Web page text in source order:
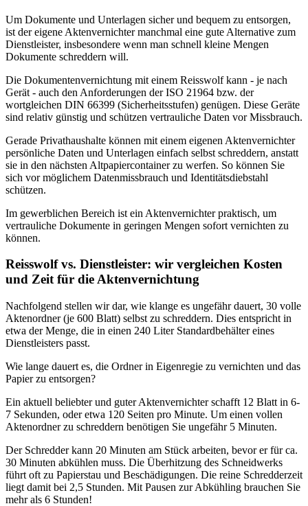
Um Dokumente und Unterlagen sicher und bequem zu entsorgen,
ist der eigene Aktenvernichter manchmal eine gute Alternative zum
Dienstleister, insbesondere wenn man schnell kleine Mengen
Dokumente schreddern will.
Die Dokumentenvernichtung mit einem Reisswolf kann - je nach
Gerät - auch den Anforderungen der ISO 21964 bzw. der
wortgleichen DIN 66399 (Sicherheitsstufen) genügen. Diese Geräte
sind relativ günstig und schützen vertrauliche Daten vor Missbrauch.
Gerade Privathaushalte können mit einem eigenen Aktenvernichter
persönliche Daten und Unterlagen einfach selbst schreddern, anstatt
sie in den nächsten Altpapiercontainer zu werfen. So können Sie
sich vor möglichem Datenmissbrauch und Identitätsdiebstahl
schützen.
Im gewerblichen Bereich ist ein Aktenvernichter praktisch, um
vertrauliche Dokumente in geringen Mengen sofort vernichten zu
können.
Reisswolf vs. Dienstleister: wir vergleichen Kosten
und Zeit für die Aktenvernichtung
Nachfolgend stellen wir dar, wie klange es ungefähr dauert, 30 volle
Aktenordner (je 600 Blatt) selbst zu schreddern. Dies entspricht in
etwa der Menge, die in einen 240 Liter Standardbehälter eines
Dienstleisters passt.
Wie lange dauert es, die Ordner in Eigenregie zu vernichten und das
Papier zu entsorgen?
Ein aktuell beliebter und guter Aktenvernichter schafft 12 Blatt in 6-
7 Sekunden, oder etwa 120 Seiten pro Minute. Um einen vollen
Aktenordner zu schreddern benötigen Sie ungefähr 5 Minuten.
Der Schredder kann 20 Minuten am Stück arbeiten, bevor er für ca.
30 Minuten abkühlen muss. Die Überhitzung des Schneidwerks
führt oft zu Papierstau und Beschädigungen. Die reine Schredderzeit
liegt damit bei 2,5 Stunden. Mit Pausen zur Abkühling brauchen Sie
mehr als 6 Stunden!